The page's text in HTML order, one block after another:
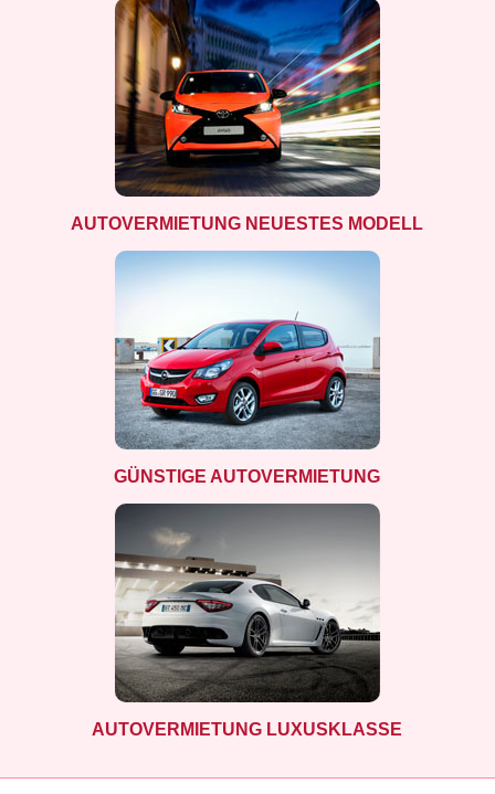
AUTOVERMIETUNG NEUESTES MODELL
GÜNSTIGE AUTOVERMIETUNG
AUTOVERMIETUNG LUXUSKLASSE